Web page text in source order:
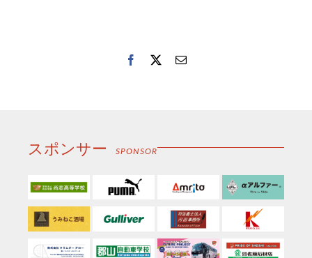
Facebook
Twitter電
スポンサー SPONSOR